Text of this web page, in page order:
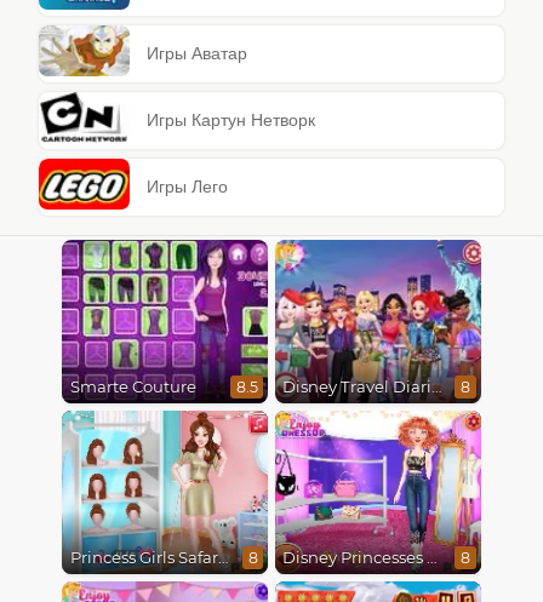
Игры Аватар
Игры Картун Нетворк
Игры Лего
Smarte Couture 8.5 Disney Travel Diaries: City Break 8
Princess Girls Safari Trip 8 Disney Princesses Runway Show 8